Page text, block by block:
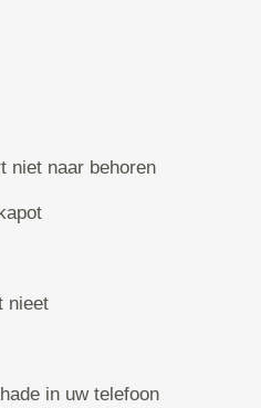
niet naar behoren
nieet
in uw telefoon